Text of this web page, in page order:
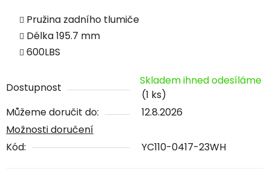
Pružina zadního tlumiče
Délka 195.7 mm
600LBS
Dostupnost
Skladem ihned odesíláme
(1 ks)
Můžeme doručit do:
12.8.2026
Možnosti doručení
Kód:
YC110-0417-23WH